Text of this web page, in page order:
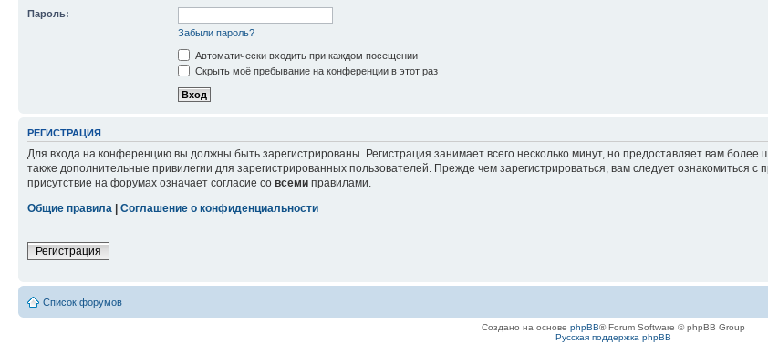
Пароль:
Забыли пароль?
Автоматически входить при каждом посещении
Скрыть моё пребывание на конференции в этот раз
РЕГИСТРАЦИЯ
Для входа на конференцию вы должны быть зарегистрированы. Регистрация занимает всего несколько минут, но предоставляет вам
также дополнительные привилегии для зарегистрированных пользователей. Прежде чем зарегистрироваться, вам следует
присутствие на форумах означает согласие со всеми правилами.
Общие правила
Соглашение о конфиденциальности
Регистрация
Список форумов
Создано на основе phpBB® Forum Software © phpBB Group
Русская поддержка phpBB